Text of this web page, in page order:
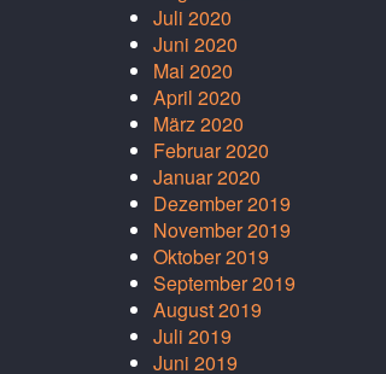
Juli 2020
Juni 2020
Mai 2020
April 2020
März 2020
Februar 2020
Januar 2020
Dezember 2019
November 2019
Oktober 2019
September 2019
August 2019
Juli 2019
Juni 2019